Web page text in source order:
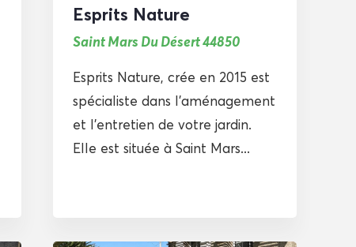
Esprits Nature
Saint Mars Du Désert 44850
Esprits Nature, crée en 2015 est
spécialiste dans l’aménagement
et l’entretien de votre jardin.
Elle est située à Saint Mars...